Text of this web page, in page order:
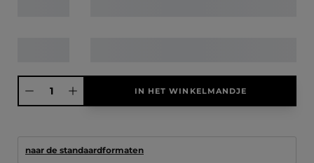
IN HET WINKELMANDJE
naar de standaardformaten